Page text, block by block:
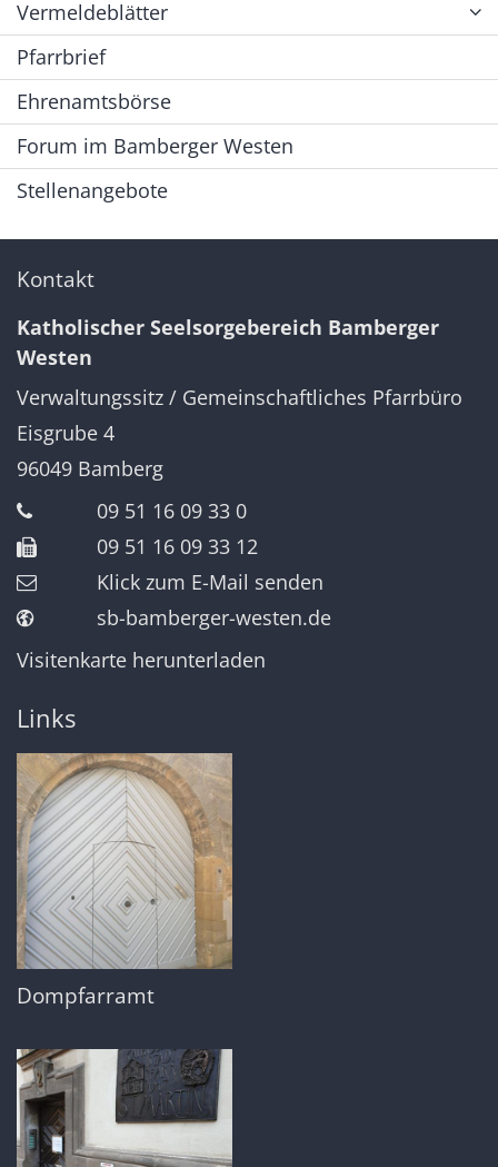
Vermeldeblätter
Pfarrbrief
Ehrenamtsbörse
Forum im Bamberger Westen
Stellenangebote
Kontakt
Katholischer Seelsorgebereich Bamberger
Westen
Verwaltungssitz / Gemeinschaftliches Pfarrbüro
Eisgrube 4
96049 Bamberg
09 51 16 09 33 0
09 51 16 09 33 12
Klick zum E-Mail senden
sb-bamberger-westen.de
Visitenkarte herunterladen
Links
Dompfarramt